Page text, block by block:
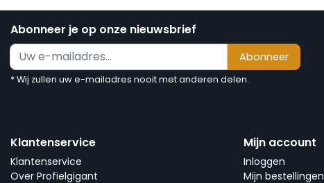
Abonneer je op onze nieuwsbrief
Abonneer
* Wij zullen uw e-mailadres nooit met anderen delen.
Klantenservice
Klantenservice
Over Profielgigant
Mijn account
Inloggen
Mijn bestellingen